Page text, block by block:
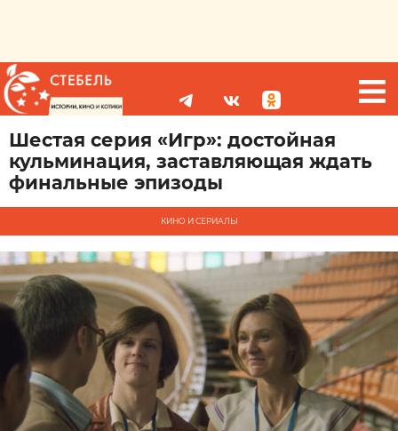
Шестая серия «Игр»: достойная
кульминация, заставляющая ждать
финальные эпизоды
КИНО И СЕРИАЛЫ